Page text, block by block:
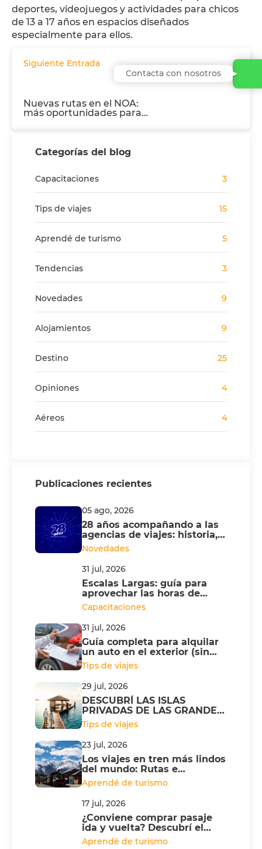
deportes, videojuegos y actividades para chicos
de 13 a 17 años en espacios diseñados
especialmente para ellos.
Siguiente Entrada
Nuevas rutas en el NOA:
más oportunidades para
Categorías del blog
Capacitaciones 3
Tips de viajes 15
Aprendé de turismo 5
Tendencias 3
Novedades 9
Alojamientos 9
Destino 25
Opiniones 4
Aéreos 4
Publicaciones recientes
05 ago, 2026
28 años acompañando a las
agencias de viajes: historia,
innovación y respaldo
Incondicional
Novedades
31 jul, 2026
Escalas Largas: guía para
aprovechar las horas de
espera y hacer turismo
Capacitaciones
31 jul, 2026
Guía completa para alquilar
un auto en el exterior (sin
sorpresas ni costos extra)
Tips de viajes
29 jul, 2026
DESCUBRÍ LAS ISLAS
PRIVADAS DE LAS GRANDES
NAVIERAS
Tips de viajes
23 jul, 2026
Los viajes en tren más lindos
del mundo: Rutas e
itinerarios
Aprendé de turismo
17 jul, 2026
¿Conviene comprar pasaje
ida y vuelta? Descubrí el
Multi City
Aprendé de turismo
Contacta con nosotros